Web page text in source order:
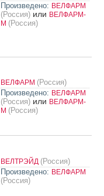
Произведено: ВЕЛФАРМ
(Россия)или ВЕЛФАРМ-
М (Россия)
ВЕЛФАРМ (Россия)
Произведено: ВЕЛФАРМ
(Россия)или ВЕЛФАРМ-
М (Россия)
ВЕЛТРЭЙД (Россия)
Произведено: ВЕЛФАРМ
(Россия)